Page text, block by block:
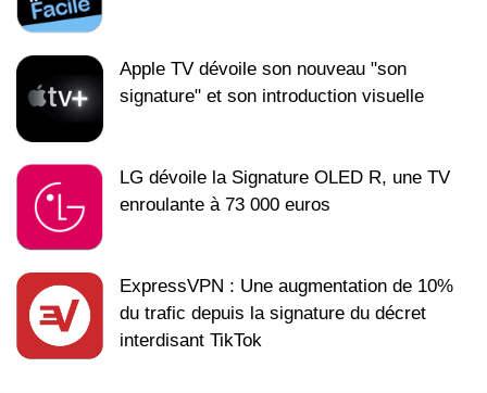
Apple TV dévoile son nouveau "son
signature" et son introduction visuelle
LG dévoile la Signature OLED R, une TV
enroulante à 73 000 euros
ExpressVPN : Une augmentation de 10%
du trafic depuis la signature du décret
interdisant TikTok